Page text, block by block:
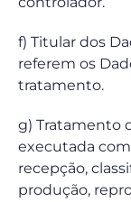
f) Titular dos
referem os
tratamento.
g) Tratamento
executada
recepção,
produção,